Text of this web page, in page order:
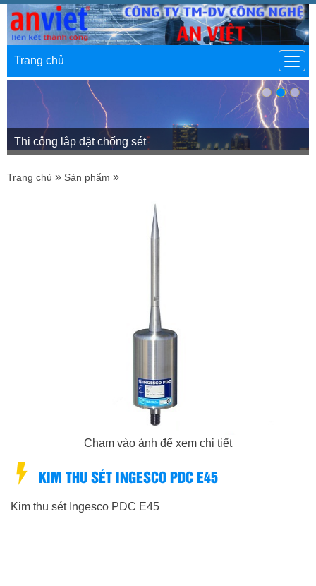
Trang chủ
Thi công lắp đặt chống sét
Trang chủ » Sản phẩm »
Chạm vào ảnh để xem chi tiết
KIM THU SÉT INGESCO PDC E45
Kim thu sét Ingesco PDC E45